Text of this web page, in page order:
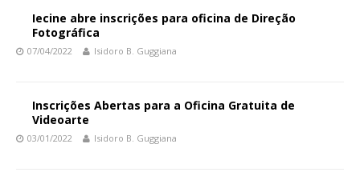
Iecine abre inscrições para oficina de Direção
Fotográfica
07/04/2022 Isidoro B. Guggiana
Inscrições Abertas para a Oficina Gratuita de
Videoarte
03/01/2022 Isidoro B. Guggiana